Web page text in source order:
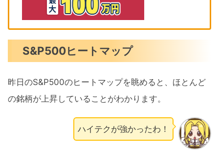
S&P500ヒートマップ
昨日のS&P500のヒートマップを眺めると、ほとんど
の銘柄が上昇していることがわかります。
ハイテクが強かったわ！